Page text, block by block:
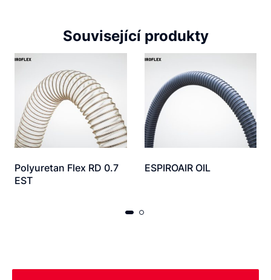
Související produkty
Polyuretan Flex RD 0.7
EST
ESPIROAIR OIL